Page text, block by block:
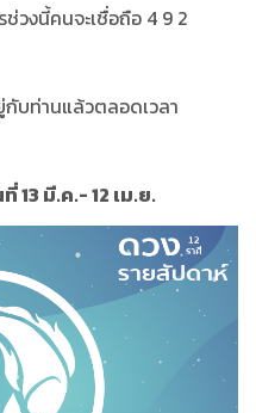
ช่วงนี้คนจะเชื่อถือ 4 9 2
บท่านแล้วตลอดเวลา
13 มี.ค.- 12 เม.ย.